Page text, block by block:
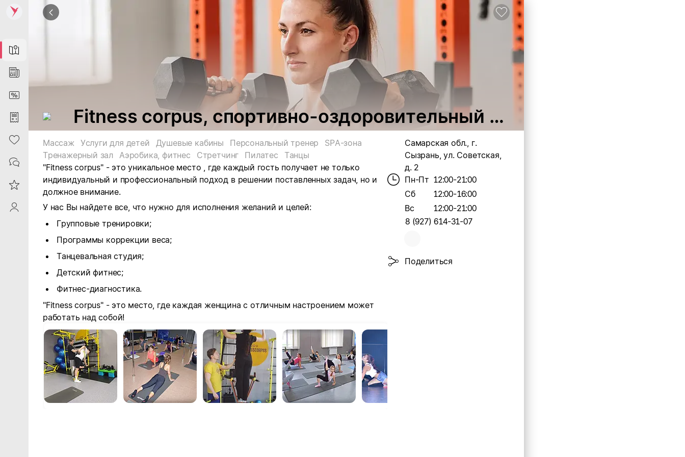
Map
News
DiscountCard
Purchases
Heart
Contacts
Reviews
ProfileSaby
Fitness corpus, спортивно-оздоровительный центр
Массаж Услуги для детей Душевые кабины Персональный тренер
SPA-зона
Тренажерный зал
Аэробика, фитнес Стретчинг Пилатес
Танцы
"Fitness corpus" - это уникальное место , где каждый гость получает не только
индивидуальный и профессиональный подход в решении поставленных задач, но и
должное внимание.
У нас Вы найдете все, что нужно для исполнения желаний и целей:
Групповые тренировки;
Программы коррекции веса;
Танцевальная студия;
Детский фитнес;
Фитнес-диагностика.
"Fitness corpus" - это место, где каждая женщина с отличным настроением может
работать над собой!
Самарская обл., г.
Сызрань, ул. Советская,
д. 2
Пн-Пт 12:00-21:00
Сб
12:00-16:00
Вс
12:00-21:00
8 (927) 614-31-07
Поделиться